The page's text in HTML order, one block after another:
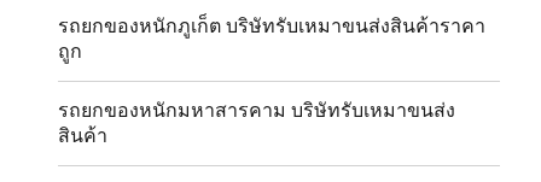
รถยกของหนักภูเก็ต บริษัทรับเหมาขนส่งสินค้าราคา
ถูก
รถยกของหนักมหาสารคาม บริษัทรับเหมาขนส่ง
สินค้า